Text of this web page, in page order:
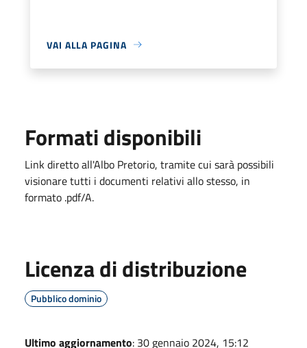
VAI ALLA PAGINA
Formati disponibili
Link diretto all'Albo Pretorio, tramite cui sarà possibili
visionare tutti i documenti relativi allo stesso, in
formato .pdf/A.
Licenza di distribuzione
Pubblico dominio
Ultimo aggiornamento: 30 gennaio 2024, 15:12